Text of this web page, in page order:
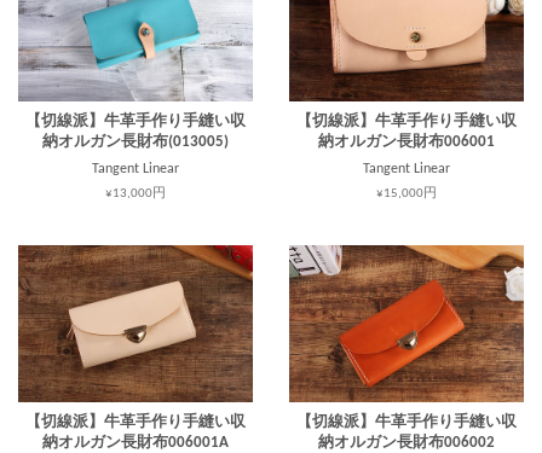
【切線派】牛革手作り手縫い収
納オルガン長財布(013005)
Tangent Linear
¥13,000円
【切線派】牛革手作り手縫い収
納オルガン長財布006001
Tangent Linear
¥15,000円
【切線派】牛革手作り手縫い収
納オルガン長財布006001A
【切線派】牛革手作り手縫い収
納オルガン長財布006002